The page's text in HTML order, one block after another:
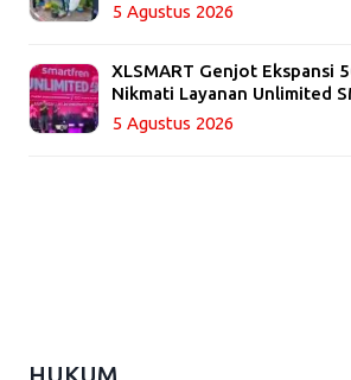
5 Agustus 2026
XLSMART Genjot Ekspansi
Nikmati Layanan Unlimited
5 Agustus 2026